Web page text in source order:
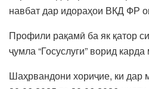
навбат дар идораҳои ВКД ФР
Профили рақамӣ ба як қатор
ҷумла “Госуслуги” ворид
Шаҳрвандони хориҷие, ки дар